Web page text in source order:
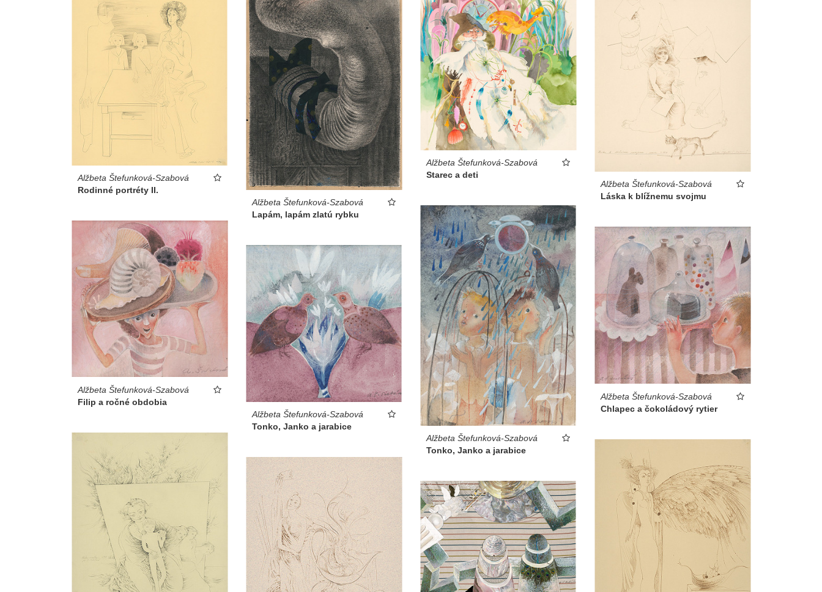
Alžbeta Štefunková-Szabová
Rodinné portréty II.
Alžbeta Štefunková-Szabová
Lapám, lapám zlatú rybku
Alžbeta Štefunková-Szabová
Starec a deti
Alžbeta Štefunková-Szabová
Láska k blížnemu svojmu
Alžbeta Štefunková-Szabová
Tonko, Janko a jarabice
Alžbeta Štefunková-Szabová
Filip a ročné obdobia
Alžbeta Štefunková-Szabová
Chlapec a čokoládový rytier
Alžbeta Štefunková-Szabová
Tonko, Janko a jarabice